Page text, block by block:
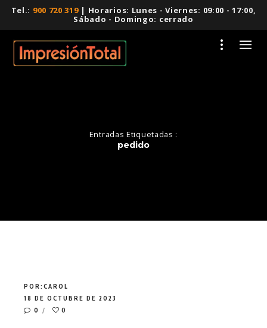
Tel.: 900 720 319| Horarios: Lunes - Viernes: 09:00 - 17:00,
Sábado - Domingo: cerrado
Entradas Etiquetadas :
pedido
POR:CAROL
18 DE OCTUBRE DE 2023
0
0